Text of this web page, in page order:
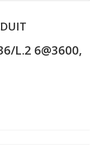
L.2 6@3600,